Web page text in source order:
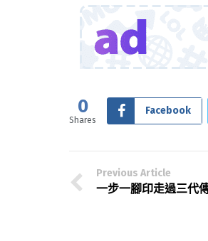
0
Shares
Facebook
Previous Article
一步一腳印走過三代